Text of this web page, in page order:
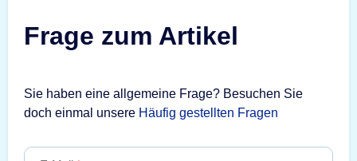
Frage zum Artikel
Sie haben eine allgemeine Frage? Besuchen Sie
doch einmal unsere Häufig gestellten Fragen